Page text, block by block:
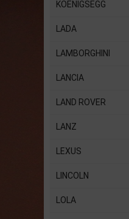
KOENIGSEGG
LADA
LAMBORGHINI
LANCIA
LAND ROVER
LANZ
LEXUS
LINCOLN
LOLA